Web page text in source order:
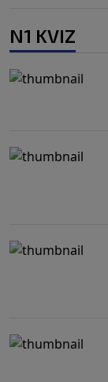
N1 KVIZ